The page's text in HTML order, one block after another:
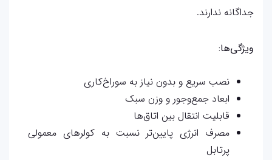
جداگانه ندارند.
ویژگی‌ها:
نصب سریع و بدون نیاز به سوراخ‌کاری
ابعاد جمع‌وجور و وزن سبک
قابلیت انتقال بین اتاق‌ها
مصرف انرژی پایین‌تر نسبت به کولرهای معمولی
پرتابل